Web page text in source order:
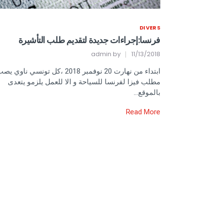
DIVERS
فرنسا:إجراءات جديدة لتقديم طلب التأشيرة
11/13/2018
admin
ابتداء من نهارت 20 نوفمبر 2018 ،كل تونسي ناوي
مطلب فيزا لفرنسا للسياحة و الا للعمل يلزمو يتعدى
بالموقع…
Read More